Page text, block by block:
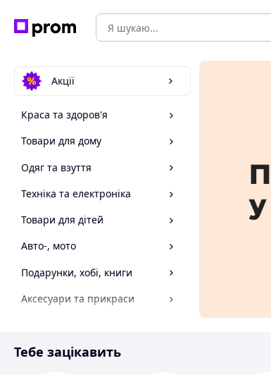
Акції
Краса та здоров'я
Товари для дому
Одяг та взуття
Техніка та електроніка
Товари для дітей
Авто-, мото
Подарунки, хобі, книги
Аксесуари та прикраси
Спорт і відпочинок
Тебе зацікавить